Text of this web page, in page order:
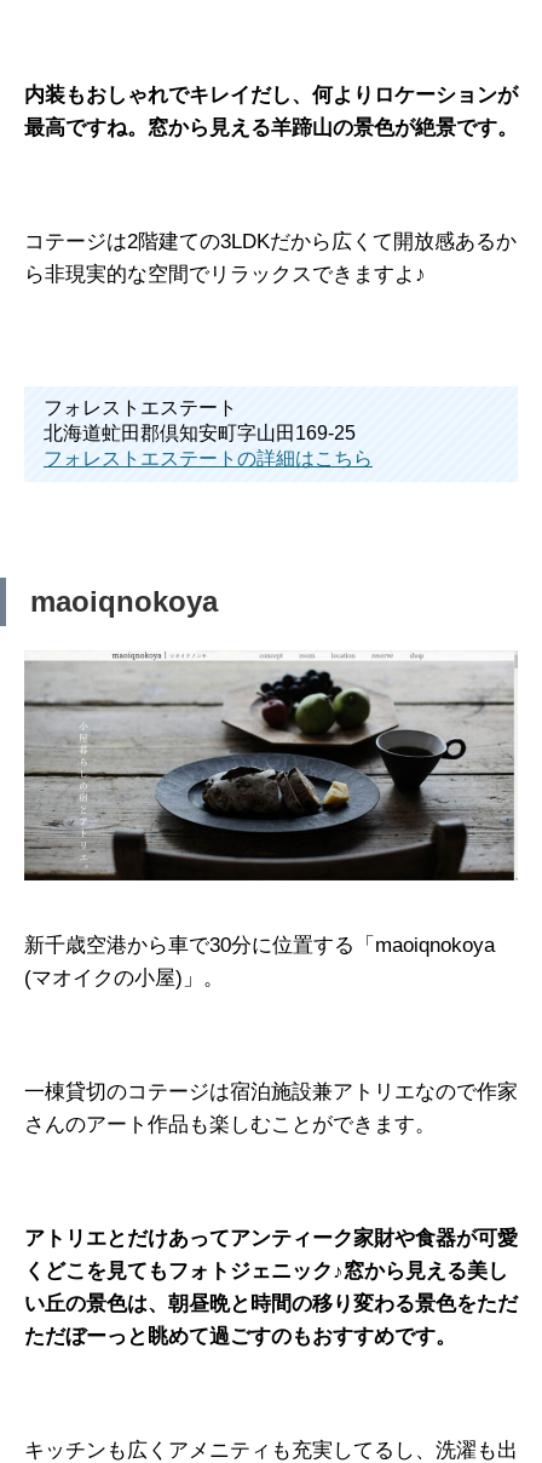
内装もおしゃれでキレイだし、何よりロケーションが
最高ですね。窓から見える羊蹄山の景色が絶景です。
コテージは2階建ての3LDKだから広くて開放感あるか
ら非現実的な空間でリラックスできますよ♪
フォレストエステート
北海道虻田郡倶知安町字山田169-25
フォレストエステートの詳細はこちら
maoiqnokoya
新千歳空港から車で30分に位置する「maoiqnokoya
(マオイクの小屋)」。
一棟貸切のコテージは宿泊施設兼アトリエなので作家
さんのアート作品も楽しむことができます。
アトリエとだけあってアンティーク家財や食器が可愛
くどこを見てもフォトジェニック♪窓から見える美し
い丘の景色は、朝昼晩と時間の移り変わる景色をただ
ただぼーっと眺めて過ごすのもおすすめです。
キッチンも広くアメニティも充実してるし、洗濯も出